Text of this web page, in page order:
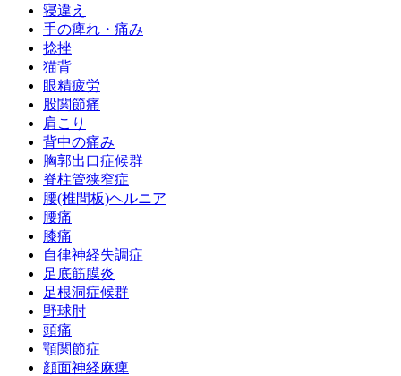
寝違え
手の痺れ・痛み
捻挫
猫背
眼精疲労
股関節痛
肩こり
背中の痛み
胸郭出口症候群
脊柱管狭窄症
腰(椎間板)ヘルニア
腰痛
膝痛
自律神経失調症
足底筋膜炎
足根洞症候群
野球肘
頭痛
顎関節症
顔面神経麻痺